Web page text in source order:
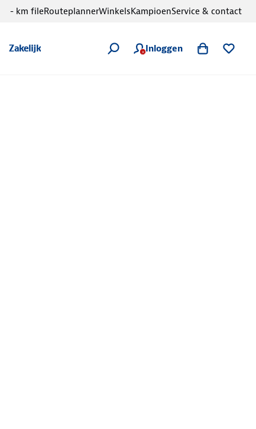
Zakelijk Inloggen
- km fileRouteplannerWinkelsKampioenService & contact